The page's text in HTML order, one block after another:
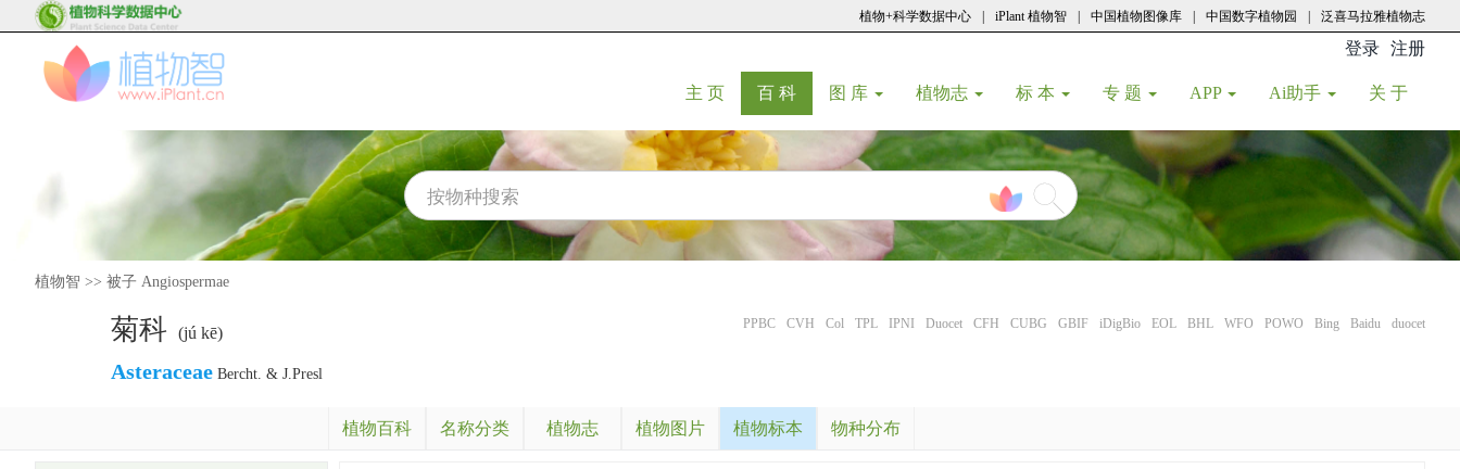
植物+科学数据中心 iPlant 植物智 中国植物图像库 中国数字植物园 泛喜马拉雅植物志
登录 注册
主 页(current)
百 科(current)
图 库 植物志 标 本 专 题 APP Ai助手 关 于
植物智 >> 被子 Angiospermae
菊科 (jú kē) PPBC CVH Col TPL IPNI Duocet CFH CUBG GBIF iDigBio EOL BHL WFO POWO Bing Baidu duocet
Asteraceae Bercht. & J.Presl
植物百科 名称分类 植物志 植物图片 植物标本 物种分布